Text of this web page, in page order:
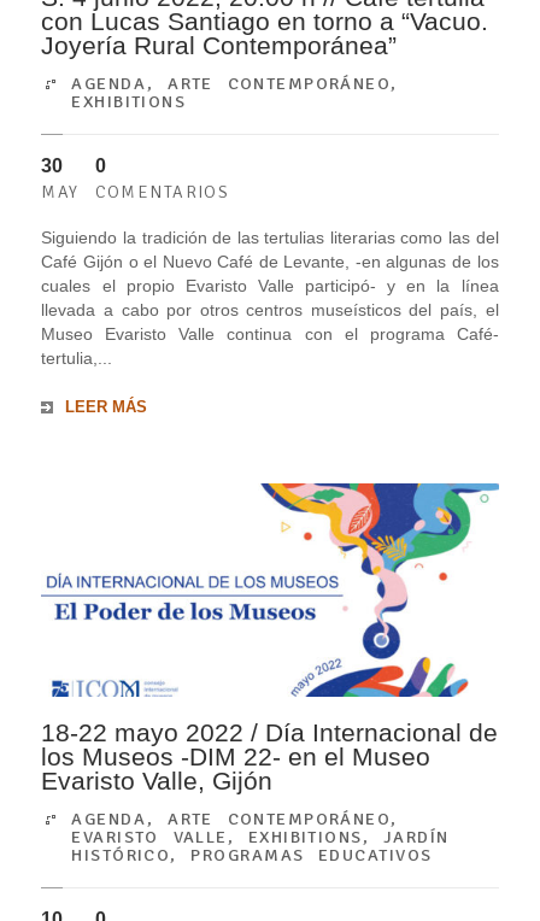
con Lucas Santiago en torno a “Vacuo.
Joyería Rural Contemporánea”
AGENDA,ARTE CONTEMPORÁNEO,
EXHIBITIONS
30
MAY
0
COMENTARIOS
Siguiendo la tradición de las tertulias literarias como las del
Café Gijón o el Nuevo Café de Levante, -en algunas de los
cuales el propio Evaristo Valle participó- y en la línea
llevada a cabo por otros centros museísticos del país, el
Museo Evaristo Valle continua con el programa Café-
tertulia,...
LEER MÁS
18-22 mayo 2022 / Día Internacional de
los Museos -DIM 22- en el Museo
Evaristo Valle, Gijón
AGENDA,ARTE CONTEMPORÁNEO,
EVARISTO VALLE , EXHIBITIONS, JARDÍN
HISTÓRICO, PROGRAMAS EDUCATIVOS